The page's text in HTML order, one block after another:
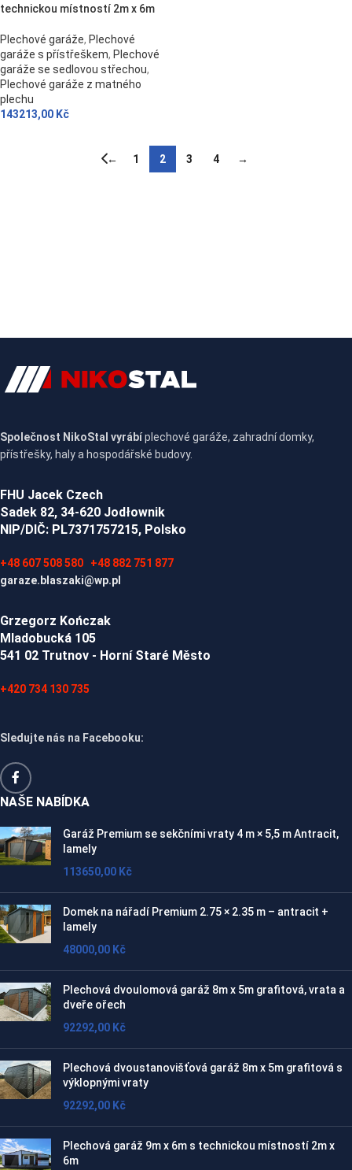
technickou místností 2m x 6m
Plechové garáže, Plechové
garáže s přístřeškem, Plechové
garáže se sedlovou střechou,
Plechové garáže z matného
plechu
143213,00 Kč
← 1 2 3 4 →
Společnost NikoStal vyrábíplechové garáže, zahradní domky,
přístřešky, haly a hospodářské budovy.
FHU Jacek Czech
Sadek 82, 34-620 Jodłownik
NIP/DIČ: PL7371757215, Polsko
+48 607 508 580
+48 882 751 877
garaze.blaszaki@wp.pl
Grzegorz Kończak
Mladobucká 105
541 02 Trutnov - Horní Staré Město
+420 734 130 735
Sledujte nás na Facebooku:
NAŠE NABÍDKA
Garáž Premium se sekčními vraty 4 m × 5,5 m Antracit,
lamely
113650,00 Kč
Domek na nářadí Premium 2.75 × 2.35 m – antracit +
lamely
48000,00 Kč
Plechová dvoulomová garáž 8m x 5m grafitová, vrata a
dveře ořech
92292,00 Kč
Plechová dvoustanovišťová garáž 8m x 5m grafitová s
výklopnými vraty
92292,00 Kč
Plechová garáž 9m x 6m s technickou místností 2m x
6m